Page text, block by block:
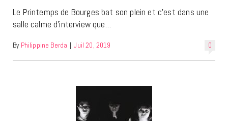
Le Printemps de Bourges bat son plein et c’est dans une
salle calme d’interview que…
0
By Philippine Berda | Juil 20, 2019